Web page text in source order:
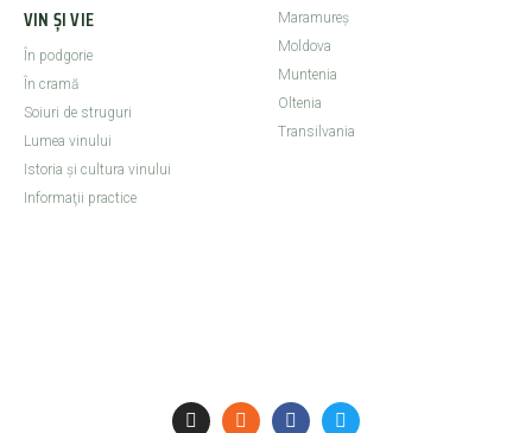
VIN ȘI VIE
În podgorie
În cramă
Soiuri de struguri
Lumea vinului
Istoria şi cultura vinului
Informaţii practice
Maramureş
Moldova
Muntenia
Oltenia
Transilvania